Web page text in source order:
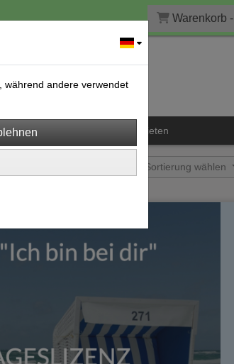
Warenkorb -
Kontakt Kulturwerk mieten
Sortierung wählen
während andere verwendet